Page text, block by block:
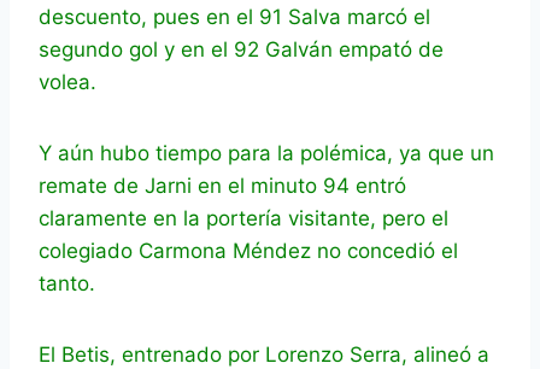
descuento, pues en el 91 Salva marcó el
segundo gol y en el 92 Galván empató de
volea.
Y aún hubo tiempo para la polémica, ya que un
remate de Jarni en el minuto 94 entró
claramente en la portería visitante, pero el
colegiado Carmona Méndez no concedió el
tanto.
El Betis, entrenado por Lorenzo Serra, alineó a